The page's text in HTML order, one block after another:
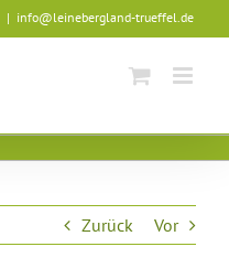
| info@leinebergland-trueffel.de
Zurück Vor